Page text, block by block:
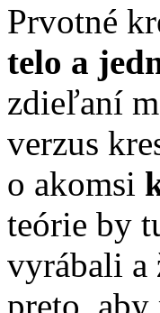
Prvotné
telo a
zdieľaní
verzus
o akomsi
teórie by
vyrábali a
preto,